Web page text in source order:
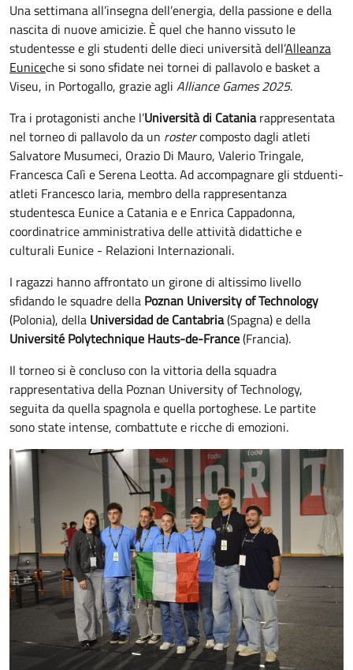
Una settimana all’insegna dell’energia, della passione e della
nascita di nuove amicizie. È quel che hanno vissuto le
studentesse e gli studenti delle dieci università dell’Alleanza
Euniceche si sono sfidate nei tornei di pallavolo e basket a
Viseu, in Portogallo, grazie agli Alliance Games 2025.
Tra i protagonisti anche l’Università di Cataniarappresentata
nel torneo di pallavolo da un rostercomposto dagli atleti
Salvatore Musumeci, Orazio Di Mauro, Valerio Tringale,
Francesca Calì e Serena Leotta. Ad accompagnare gli stduenti-
atleti Francesco Iaria, membro della rappresentanza
studentesca Eunice a Catania e e Enrica Cappadonna,
coordinatrice amministrativa delle attività didattiche e
culturali Eunice - Relazioni Internazionali.
I ragazzi hanno affrontato un girone di altissimo livello
sfidando le squadre della Poznan University of Technology
(Polonia), della Universidad de Cantabria(Spagna)edella
Université Polytechnique Hauts-de-France(Francia).
Il torneo si è concluso con la vittoria della squadra
rappresentativa della Poznan University of Technology,
seguita da quella spagnola e quella portoghese. Le partite
sono state intense, combattute e ricche di emozioni.